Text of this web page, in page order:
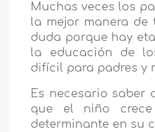
Muchas veces los
la mejor manera de
duda porque hay
la educación de
difícil para padres y
Es necesario saber
que el niño
determinante en su